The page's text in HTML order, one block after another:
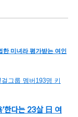
미녀라 평가받는 여인
그룹 멤버193명 키
한다는 23살 日 여